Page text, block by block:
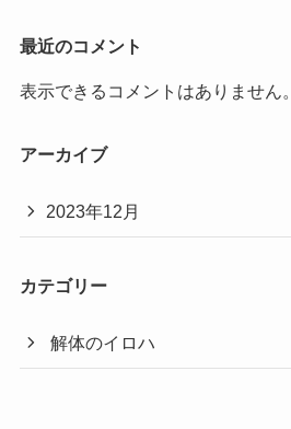
最近のコメント
表示できるコメントはありません。
アーカイブ
2023年12月
カテゴリー
解体のイロハ